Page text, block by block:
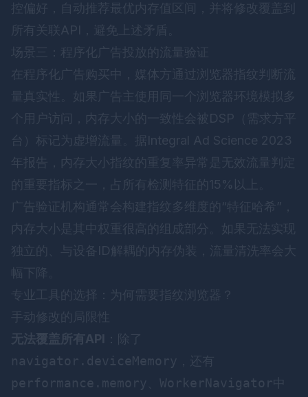
控偏好，自动推荐最优内存值区间，并将修改覆盖到
所有关联API，避免上述矛盾。
场景三：程序化广告投放的流量验证
在程序化广告购买中，媒体方通过浏览器指纹判断流
量真实性。如果广告主使用同一个浏览器环境模拟多
个用户访问，内存大小的一致性会被DSP（需求方平
台）标记为虚增流量。据Integral Ad Science 2023
年报告，内存大小指纹的重复率异常是无效流量判定
的重要指标之一，占所有检测特征的15%以上。
广告验证机构通常会构建指纹多维度的“特征哈希”，
内存大小是其中权重很高的组成部分。如果无法实现
独立的、与设备ID解耦的内存伪装，流量清洗率会大
幅下降。
专业工具的选择：为何需要指纹浏览器？
手动修改的局限性
无法覆盖所有API ：除了
navigator.deviceMemory ，还有
performance.memory
WorkerNavigator中